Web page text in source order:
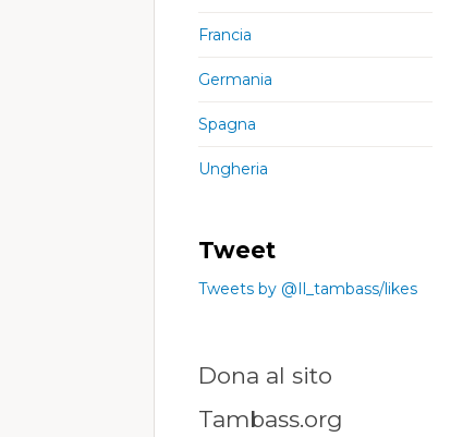
Francia
Germania
Spagna
Ungheria
Tweet
Tweets by @Il_tambass/likes
Dona al sito
Tambass.org